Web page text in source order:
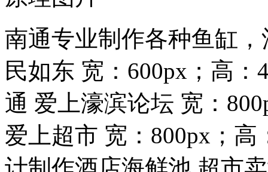
南通专业制作各种鱼缸
民如东 宽：600px；高
通 爱上濠滨论坛 宽：
爱上超市 宽：800px；高